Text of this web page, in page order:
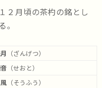
２月頃の茶杓の銘とし
（ざんげつ）
（せおと）
（そうふう）